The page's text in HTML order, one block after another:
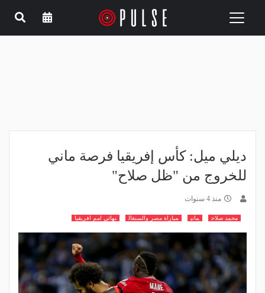
Toggle
ديلي ميل: كأس إفريقيا فرصة ماني
للخروج من "ظل صلاح"
منذ 4 سنوات
محمد صلاح ماني مباراة مصر والسنغال نهائي امم افريقيا